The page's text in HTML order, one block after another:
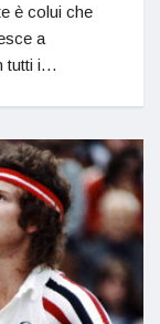
è colui che
a
tutti i…